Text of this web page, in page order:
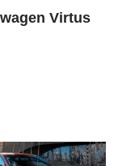
Virtus